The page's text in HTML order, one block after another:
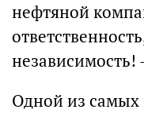
нефтяной
независимость!
Одной из самых